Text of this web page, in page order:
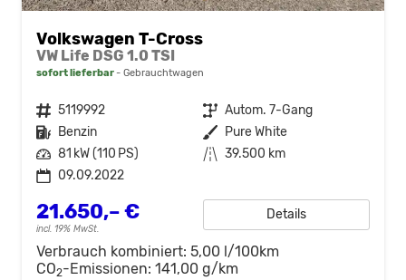
Volkswagen T-Cross
VW Life DSG 1.0 TSI
sofort lieferbar Gebrauchtwagen
Fahrzeugnr. 5119992 Getriebe Autom. 7-Gang
Kraftstoff Benzin Außenfarbe Pure White
Leistung 81 kW (110 PS) Kilometerstand 39.500 km
09.09.2022
21.650,– €
incl. 19% MwSt.
Details
Verbrauch kombiniert: 5,00 l/100km
CO2-Emissionen: 141,00 g/km